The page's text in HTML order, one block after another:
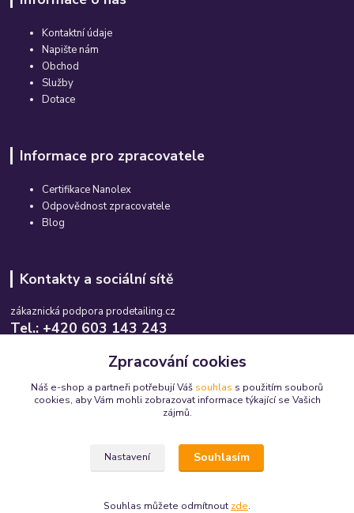
Kontaktní údaje
Napište nám
Obchod
Služby
Dotace
Informace pro zpracovatele
Certifikace Nanolex
Odpovědnost zpracovatele
Blog
Kontakty a sociální sítě
zákaznická podpora prodetailing.cz
Tel.: +420 603 143 243
info@prodetailing.cz
let.
Zpracování cookies
Náš e-shop a partneři potřebují Váš souhlas s použitím souborů
cookies, aby Vám mohli zobrazovat informace týkající se Vašich
zájmů.
Nastavení Souhlasím
Souhlas můžete odmítnout zde.